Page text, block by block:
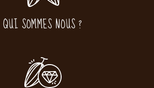
QUI SOMMES NOUS ?